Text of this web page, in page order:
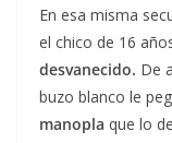
En esa misma
el chico de 16
desvanecido. De
buzo blanco le
manopla que lo